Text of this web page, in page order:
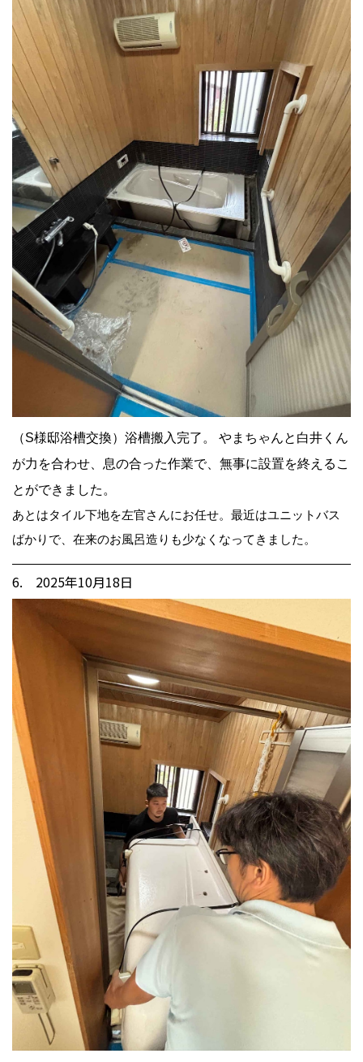
（S様邸浴槽交換）浴槽搬入完了。 やまちゃんと白井くん
が力を合わせ、息の合った作業で、無事に設置を終えるこ
とができました。
あとはタイル下地を左官さんにお任せ。最近はユニットバス
ばかりで、在来のお風呂造りも少なくなってきました。
6. 2025年10月18日